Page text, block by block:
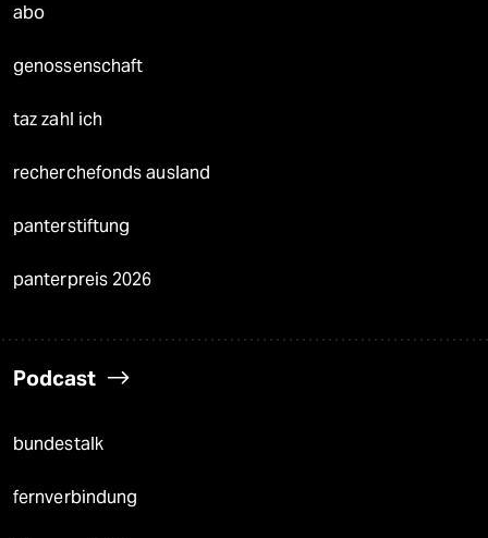
abo
genossenschaft
taz zahl ich
recherchefonds ausland
panterstiftung
panterpreis 2026
Podcast
bundestalk
fernverbindung